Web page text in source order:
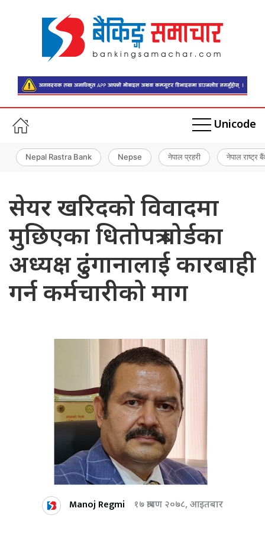
Unicode
Nepal Rastra Bank Nepse नेपाल प्रहरी नेपाल राष्ट्र
सेयर खरिदको विवादमा
मुछिएका धितोपत्र बोर्डका
अध्यक्ष ढुंगानालाई कारबाही
गर्न कर्मचारीको माग
Manoj Regmi १७ श्रावण २०७८, आइतबार